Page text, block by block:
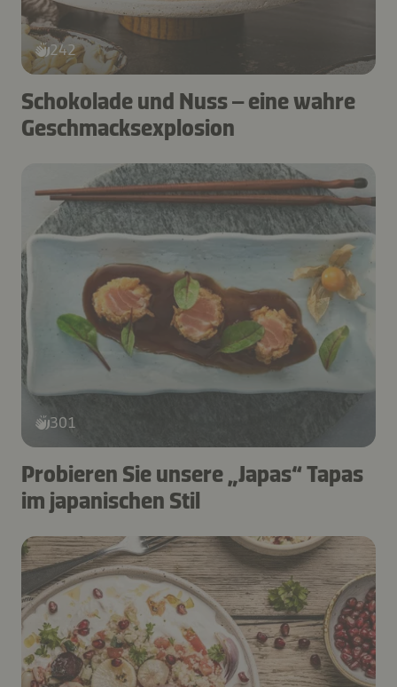
242
Schokolade und Nuss – eine wahre
Geschmacksexplosion
301
Probieren Sie unsere „Japas“ Tapas
im japanischen Stil